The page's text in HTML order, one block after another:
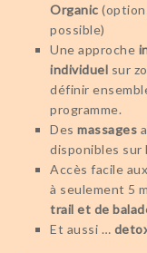
Organic
possible)
Une approche
individuel sur
définir
programme.
Des massages
disponibles
Accès facile
à seulement 5
trail et de
Et aussi …